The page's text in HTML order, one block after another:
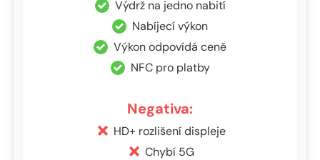
Výdrž na jedno nabití
Nabíjecí výkon
Výkon odpovídá ceně
NFC pro platby
Negativa:
HD+ rozlišení displeje
Chybí 5G